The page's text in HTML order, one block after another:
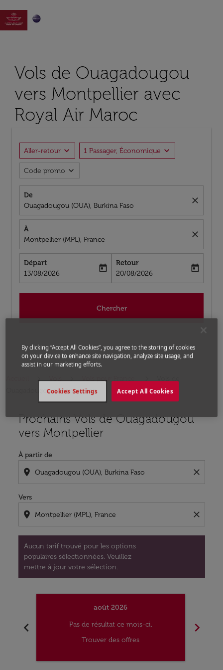

Vols de Ouagadougou
vers Montpellier avec
Royal Air Maroc
Aller-retour expand_more 1 Passager, Économique expand_more
Code promo expand_more
De
Ouagadougou (OUA), Burkina Faso
close
À
Montpellier (MPL), France
close
Départ
fc-booking-departure-date-aria-label
13/08/2026
today
Retour
fc-booking-return-date-aria-label
20/08/2026
today
Chercher
Vols Vols pour France
Ouagadougou a Montpellier
Prochains Vols de Ouagadougou
vers Montpellier
À partir de
location_on close
Vers
location_on close
Aucun tarif trouvé pour les options
populaires sélectionnées. Veuillez
mettre à jour votre sélection.
Aucun tarif trouvé pour les options populaires
chevron_left
août 2026
Pas de résultat ce mois-ci.
Trouver des offres
chevron_right
By clicking “Accept All Cookies”, you agree to the storing of cookies
on your device to enhance site navigation, analyze site usage, and
assist in our marketing efforts.
Accept All Cookies
Cookies Settings